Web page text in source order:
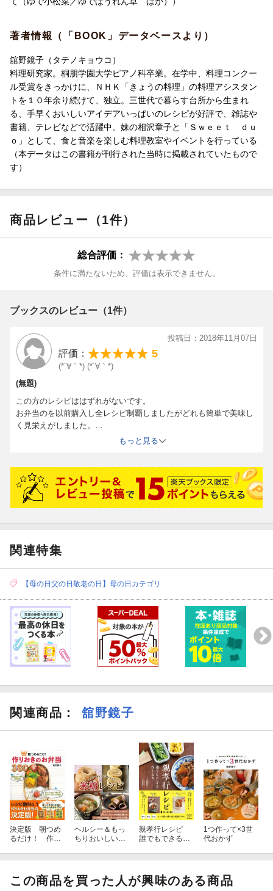
著者情報（「BOOK」データベースより）
舘野鏡子（タテノキョウコ）
料理研究家。桐朋学園大学ピアノ科卒業。在学中、料理コンクー
ル受賞をきっかけに、ＮＨＫ「きょうの料理」の料理アシスタン
トを１０年余り続けて、独立。三世代で暮らす台所から生まれ
る、手早くおいしいアイデアいっぱいのレシピが好評で、雑誌や
書籍、テレビなどで活躍中。妹の相沢章子と「Ｓｗｅｅｔ ｄｕ
ｏ」として、食と音楽を楽しむ料理教室やイベントを行っている
（本データはこの書籍が刊行された当時に掲載されていたもので
す）
商品レビュー（1件）
総合評価：
条件に満たないため、評価は表示できません。
ブックスのレビュー（1件）
投稿日：2018年11月07日
評価： 5
(*´∀｀*) (*´∀｀*)
(無題)
この方のレシピははずれがないです。
お弁当のを以前購入し全レシピ制覇しましたがどれも簡単で美味し
く見栄えがしました。
こちらもさっそく1品作りましたが大変おいしく簡単！
もっと見る
関連特集
【母の日父の日敬老の日】母の日カテゴリ
関連商品 ： 舘野鏡子
決定版 朝つめ
るだけ！ 作り
ヘルシー＆もっ
ちりおいしい！
親孝行レシピ
誰でもできる作
1つ作って×3世
代おかず
この商品を買った人が興味のある商品